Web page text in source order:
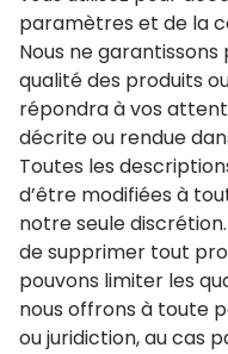
paramètres et de la
Nous ne
qualité des produits
répondra à vos
décrite ou rendue
Toutes les
d’être modifiées à
notre seule
de supprimer tout
pouvons limiter les
nous offrons à toute
ou juridiction, au cas